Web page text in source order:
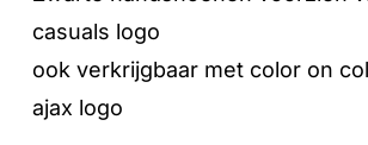
casuals logo
ook verkrijgbaar met color on
ajax logo